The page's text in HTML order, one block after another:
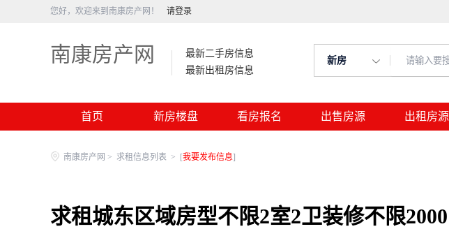
您好，欢迎来到南康房产网！ 请登录
南康房产网
最新二手房信息
最新出租房信息
新房
首页 新房楼盘 看房报名 出售房源 出租房源
南康房产网 > 求租信息列表 > [我要发布信息]
求租城东区域房型不限2室2卫装修不限2000